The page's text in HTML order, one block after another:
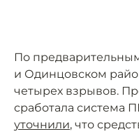
По
и Одинцовском
четырех взрывов.
сработала система
уточнили, что